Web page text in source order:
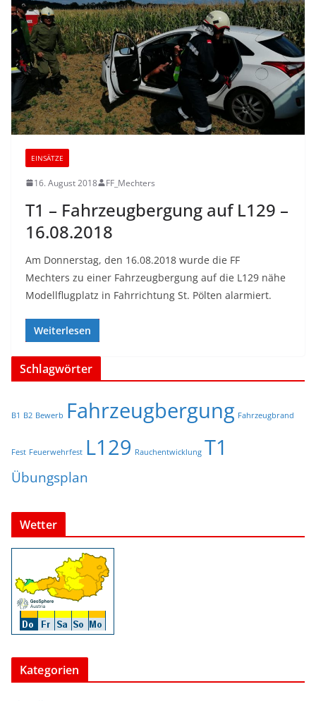
EINSÄTZE
16. August 2018 FF_Mechters
T1 – Fahrzeugbergung auf L129 –
16.08.2018
Am Donnerstag, den 16.08.2018 wurde die FF
Mechters zu einer Fahrzeugbergung auf die L129 nähe
Modellflugplatz in Fahrrichtung St. Pölten alarmiert.
Weiterlesen
Schlagwörter
B1 B2 Bewerb Fahrzeugbergung Fahrzeugbrand
Fest Feuerwehrfest L129 Rauchentwicklung T1
Übungsplan
Wetter
Kategorien